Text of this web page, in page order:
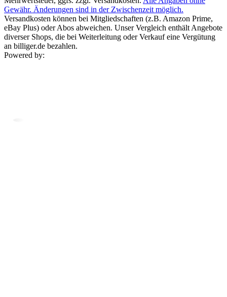
Gewähr. Änderungen sind in der Zwischenzeit möglich.
Versandkosten können bei Mitgliedschaften (z.B. Amazon Prime,
eBay Plus) oder Abos abweichen. Unser Vergleich enthält Angebote
diverser Shops, die bei Weiterleitung oder Verkauf eine Vergütung
an billiger.de bezahlen.
Powered by: